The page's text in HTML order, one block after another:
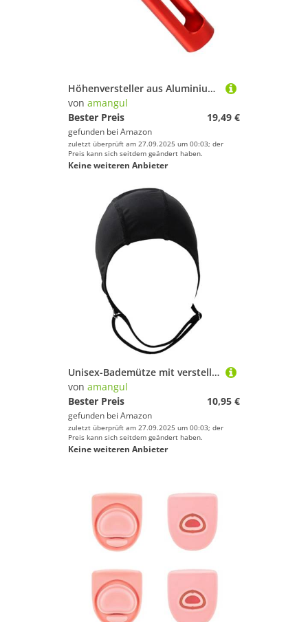
Höhenversteller aus Aluminiumlegierung, für Golf-Tees, Höhenversteller, verstellbares Werkzeug, Golfzubehör, verstellbares Golf-Werkzeug
von amangul
Bester Preis
19,49 €
gefunden bei Amazon
zuletzt überprüft am 27.09.2025 um 00:03; der
Preis kann sich seitdem geändert haben.
Keine weiteren Anbieter
Unisex-Bademütze mit verstellbarem Riemen, Tauchermütze für Erwachsene, zum Schwimmen im offenen Wasser, Schnorchelmütze
von amangul
Bester Preis
10,95 €
gefunden bei Amazon
zuletzt überprüft am 27.09.2025 um 00:03; der
Preis kann sich seitdem geändert haben.
Keine weiteren Anbieter